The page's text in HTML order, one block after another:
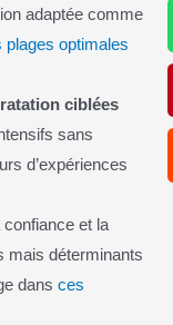
adaptée comme
plages optimales
ciblées
sans
d’expériences
et la
mais déterminants
dansces